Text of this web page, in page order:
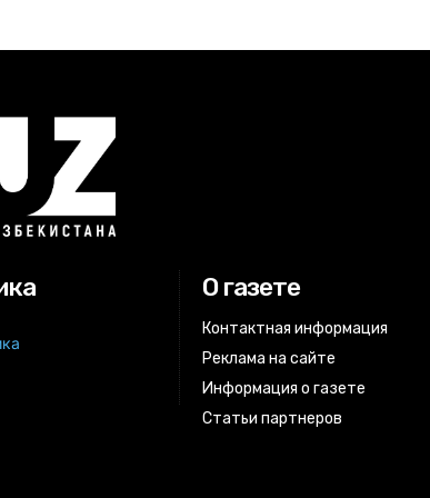
О газете
Контактная информация
Реклама на сайте
Информация о газете
Статьи партнеров